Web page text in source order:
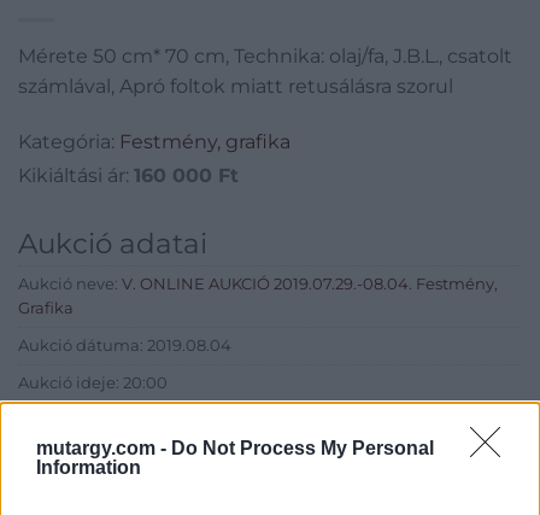
mutargy.com - Do Not Process My Personal
Information
Mérete 50 cm* 70 cm, Technika: olaj/fa, J.B.L., csatolt
számlával, Apró foltok miatt retusálásra szorul
Kategória: Festmény, grafika
Kikiáltási ár: 160 000 Ft
Aukció adatai
Aukció neve: V. ONLINE AUKCIÓ 2019.07.29.-08.04. Festmény,
Grafika
Aukció dátuma: 2019.08.04
Aukció ideje: 20:00
Tételszám: 19